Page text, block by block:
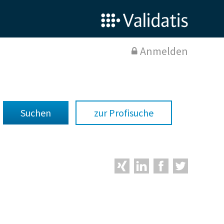
Anmelden
zur Profisuche